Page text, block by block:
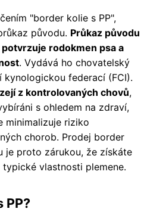
"border kolie s PP",
původu. Průkaz původu
rodokmen psa a
. Vydává ho chovatelský
kynologickou federací (FCI).
z kontrolovaných chovů,
s ohledem na zdraví,
minimalizuje riziko
chorob. Prodej border
je proto zárukou, že získáte
vlastnosti plemene.
PP?